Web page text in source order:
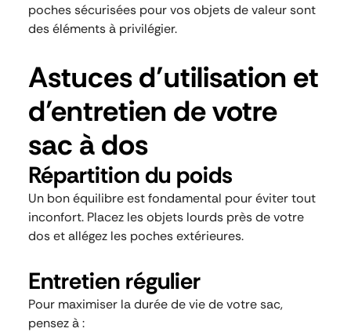
poches sécurisées pour vos objets de valeur sont
des éléments à privilégier.
Astuces d’utilisation et
d’entretien de votre
sac à dos
Répartition du poids
Un bon équilibre est fondamental pour éviter tout
inconfort. Placez les objets lourds près de votre
dos et allégez les poches extérieures.
Entretien régulier
Pour maximiser la durée de vie de votre sac,
pensez à :